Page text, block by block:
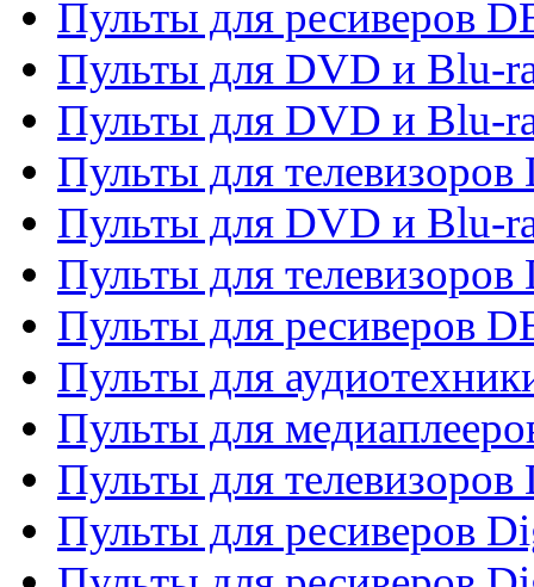
Пульты для ресиверов
Пульты для DVD и Blu-
Пульты для DVD и Blu-
Пульты для
Пульты для DVD и Blu-
Пульты для телевизоров
Пульты для ресиверов
Пульты для
Пульты для
Пульты для телевизоров
Пульты для ресиверов